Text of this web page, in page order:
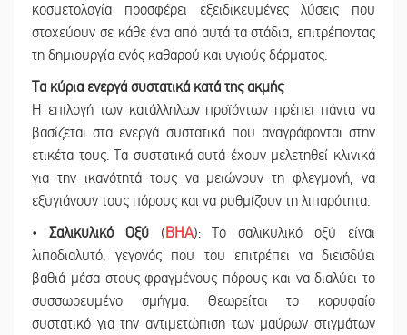
κοσμετολογία προσφέρει εξειδικευμένες λύσεις που
στοχεύουν σε κάθε ένα από αυτά τα στάδια, επιτρέποντας
τη δημιουργία ενός καθαρού και υγιούς δέρματος.
Τα κύρια ενεργά συστατικά κατά της ακμής
Η επιλογή των κατάλληλων προϊόντων πρέπει πάντα να
βασίζεται στα ενεργά συστατικά που αναγράφονται στην
ετικέτα τους. Τα συστατικά αυτά έχουν μελετηθεί κλινικά
για την ικανότητά τους να μειώνουν τη φλεγμονή, να
εξυγιάνουν τους πόρους και να ρυθμίζουν τη λιπαρότητα.
• Σαλικυλικό Οξύ(BHA): Το σαλικυλικό οξύ είναι
λιποδιαλυτό, γεγονός που του επιτρέπει να διεισδύει
βαθιά μέσα στους φραγμένους πόρους και να διαλύει το
συσσωρευμένο σμήγμα. Θεωρείται το κορυφαίο
συστατικό για την αντιμετώπιση των μαύρων στιγμάτων